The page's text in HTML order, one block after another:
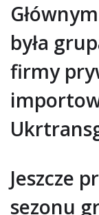
była
firmy
Jeszcze
sezonu